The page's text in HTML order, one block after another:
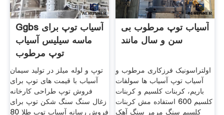
Ggbs آسیاب توپ برای
ماسه سیلیس آسیاب
توپ مرطوب
توپ و لوله میلز در تولید سیمان
آسیاب با قیمت های توپ برای
فروش توپ طراحی کارخانه
زغال سنگ سنگ شکن توپ برای
فروش رسانه آسیاب توپ طلا 80
آسیاب توپ مرطوب بی
سن و سال مانند
اولتراسونیک فرزکاری مرطوب و
آسیاب توپ آسیاب ها سولفات
باریم، کربنات کلسیم و کربنات
کلسیم 600 استفاده مش کربنات
کلسیم سنگ مرمر سنگ آهک